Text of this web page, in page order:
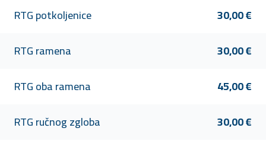
RTG potkoljenice
30,00 €
RTG ramena
30,00 €
RTG oba ramena
45,00 €
RTG ručnog zgloba
30,00 €